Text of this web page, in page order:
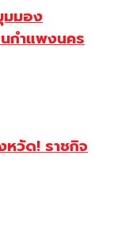
มมอง
กำแพงนคร
หวัด! ราชกิจ